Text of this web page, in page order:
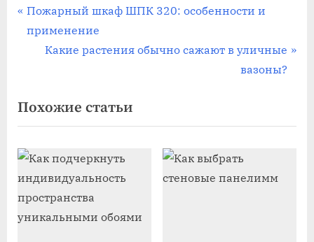
Навигация
по
П
р
д
у
щ
а
я
з
а
Пожарный шкаф ШПК 320: особенности и
применение
С
д
у
щ
а
я
з
Какие растения обычно сажают в уличные
вазоны?
Похожие статьи